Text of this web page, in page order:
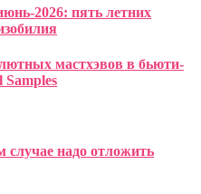
2026: пять летних
мастхэвов в бьюти-
Samples
случае надо отложить